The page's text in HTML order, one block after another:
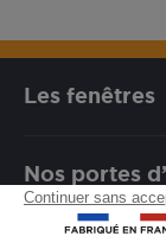
Les fenêtres
Nos portes